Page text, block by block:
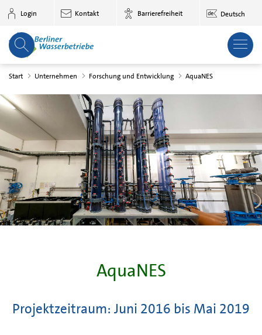
Zum Hauptinhalt springen
Login Kontakt Barrierefreiheit Deutsch
Start Unternehmen Forschung und Entwicklung AquaNES
AquaNES
Projektzeitraum: Juni 2016 bis Mai 2019